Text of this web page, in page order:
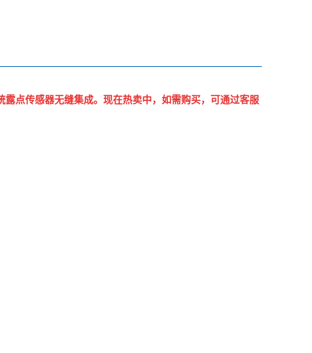
露点传感器无缝集成。现在热卖中，如需购买，可通过客服